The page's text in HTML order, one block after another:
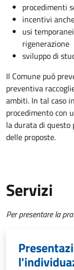
procedimenti
incentivi
usi
rigenerazione
sviluppo di
Il Comune può
preventiva
ambiti. In tal caso
procedimento con
la durata di
delle proposte.
Servizi
Per presentare la